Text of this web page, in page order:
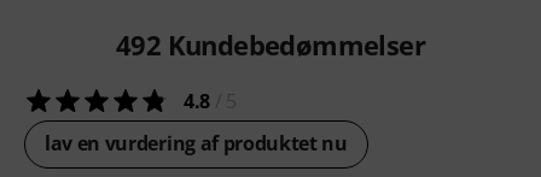
492 Kundebedømmelser
4.8
lav en vurdering af produktet nu